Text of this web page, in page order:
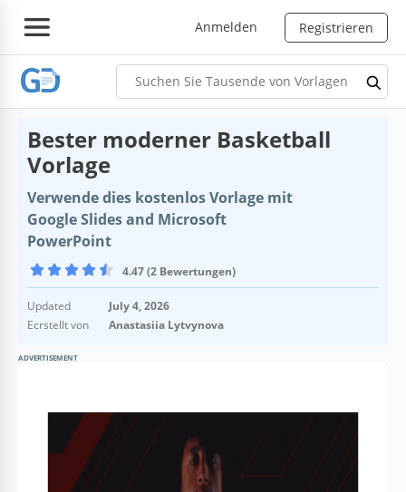
Anmelden Registrieren
Bester moderner Basketball
Vorlage
Verwende dies kostenlos Vorlage mit
Google Slides and Microsoft
PowerPoint
4.47 (2 Bewertungen)
Updated
July 4, 2026
Ecrstellt von
Anastasiia Lytvynova
ADVERTISEMENT